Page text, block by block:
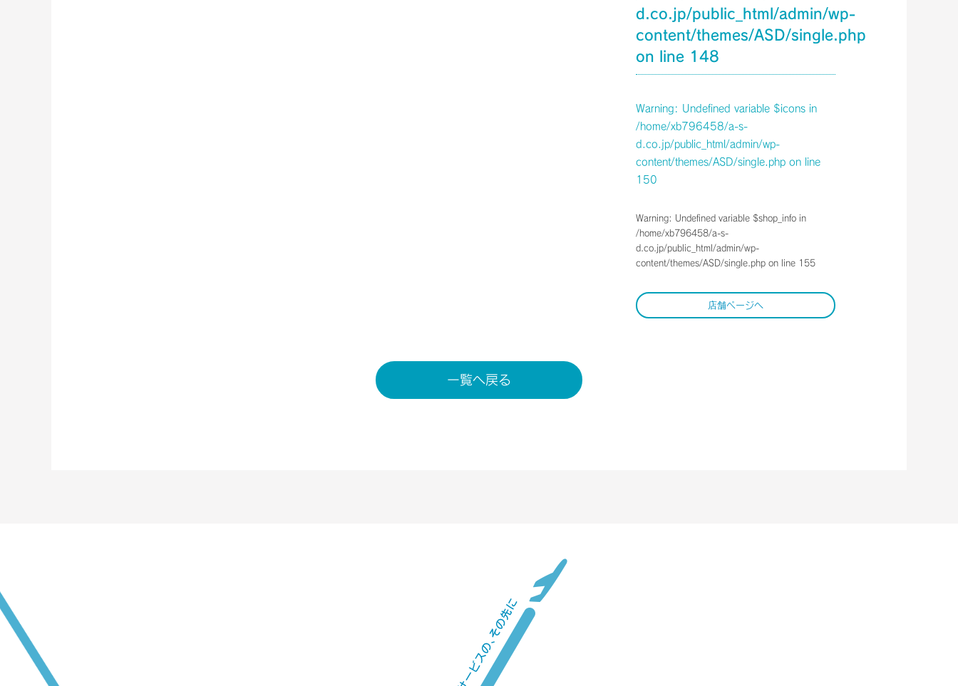
d.co.jp/public_html/admin/wp-
content/themes/ASD/single.php
on line 148
Warning : Undefined variable $icons in
/home/xb796458/a-s-
d.co.jp/public_html/admin/wp-
content/themes/ASD/single.php on line
150
Warning: Undefined variable $shop_info in
/home/xb796458/a-s-
d.co.jp/public_html/admin/wp-
content/themes/ASD/single.php on line 155
店舗ページへ
一覧へ戻る